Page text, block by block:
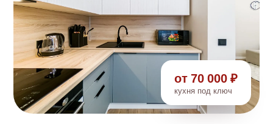
от 70 000 ₽
кухня под ключ